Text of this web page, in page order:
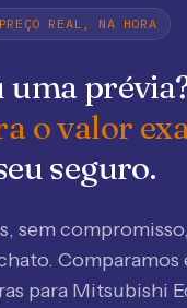
REAL, NA HORA
uma
o valor
seguro.
sem
Comparamos
para Mitsubishi